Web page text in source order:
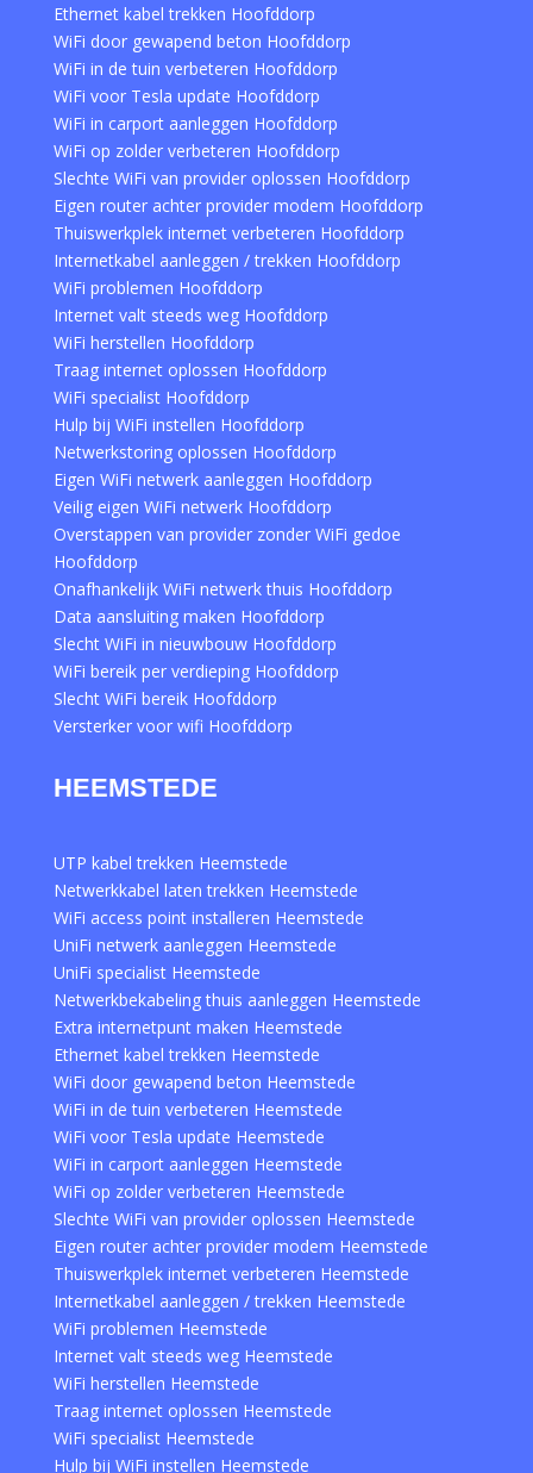
Ethernet kabel trekken Hoofddorp
WiFi door gewapend beton Hoofddorp
WiFi in de tuin verbeteren Hoofddorp
WiFi voor Tesla update Hoofddorp
WiFi in carport aanleggen Hoofddorp
WiFi op zolder verbeteren Hoofddorp
Slechte WiFi van provider oplossen Hoofddorp
Eigen router achter provider modem Hoofddorp
Thuiswerkplek internet verbeteren Hoofddorp
Internetkabel aanleggen / trekken Hoofddorp
WiFi problemen Hoofddorp
Internet valt steeds weg Hoofddorp
WiFi herstellen Hoofddorp
Traag internet oplossen Hoofddorp
WiFi specialist Hoofddorp
Hulp bij WiFi instellen Hoofddorp
Netwerkstoring oplossen Hoofddorp
Eigen WiFi netwerk aanleggen Hoofddorp
Veilig eigen WiFi netwerk Hoofddorp
Overstappen van provider zonder WiFi gedoe
Hoofddorp
Onafhankelijk WiFi netwerk thuis Hoofddorp
Data aansluiting maken Hoofddorp
Slecht WiFi in nieuwbouw Hoofddorp
WiFi bereik per verdieping Hoofddorp
Slecht WiFi bereik Hoofddorp
Versterker voor wifi Hoofddorp
HEEMSTEDE
UTP kabel trekken Heemstede
Netwerkkabel laten trekken Heemstede
WiFi access point installeren Heemstede
UniFi netwerk aanleggen Heemstede
UniFi specialist Heemstede
Netwerkbekabeling thuis aanleggen Heemstede
Extra internetpunt maken Heemstede
Ethernet kabel trekken Heemstede
WiFi door gewapend beton Heemstede
WiFi in de tuin verbeteren Heemstede
WiFi voor Tesla update Heemstede
WiFi in carport aanleggen Heemstede
WiFi op zolder verbeteren Heemstede
Slechte WiFi van provider oplossen Heemstede
Eigen router achter provider modem Heemstede
Thuiswerkplek internet verbeteren Heemstede
Internetkabel aanleggen / trekken Heemstede
WiFi problemen Heemstede
Internet valt steeds weg Heemstede
WiFi herstellen Heemstede
Traag internet oplossen Heemstede
WiFi specialist Heemstede
Hulp bij WiFi instellen Heemstede